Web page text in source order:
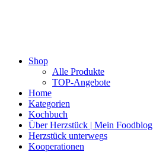
Shop
Alle Produkte
TOP-Angebote
Home
Kategorien
Kochbuch
Über Herzstück | Mein Foodblog
Herzstück unterwegs
Kooperationen